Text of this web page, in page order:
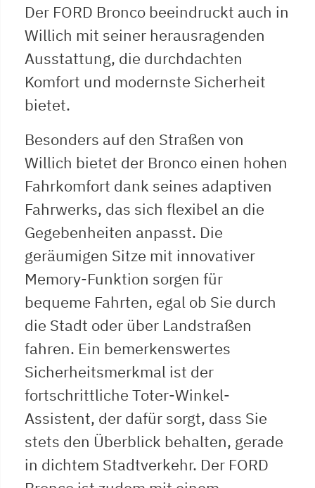
Der FORD Bronco beeindruckt auch in
Willich mit seiner herausragenden
Ausstattung, die durchdachten
Komfort und modernste Sicherheit
bietet.
Besonders auf den Straßen von
Willich bietet der Bronco einen hohen
Fahrkomfort dank seines adaptiven
Fahrwerks, das sich flexibel an die
Gegebenheiten anpasst. Die
geräumigen Sitze mit innovativer
Memory-Funktion sorgen für
bequeme Fahrten, egal ob Sie durch
die Stadt oder über Landstraßen
fahren. Ein bemerkenswertes
Sicherheitsmerkmal ist der
fortschrittliche Toter-Winkel-
Assistent, der dafür sorgt, dass Sie
stets den Überblick behalten, gerade
in dichtem Stadtverkehr. Der FORD